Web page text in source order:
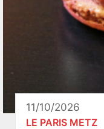
11/10/2026
LE PARIS METZ